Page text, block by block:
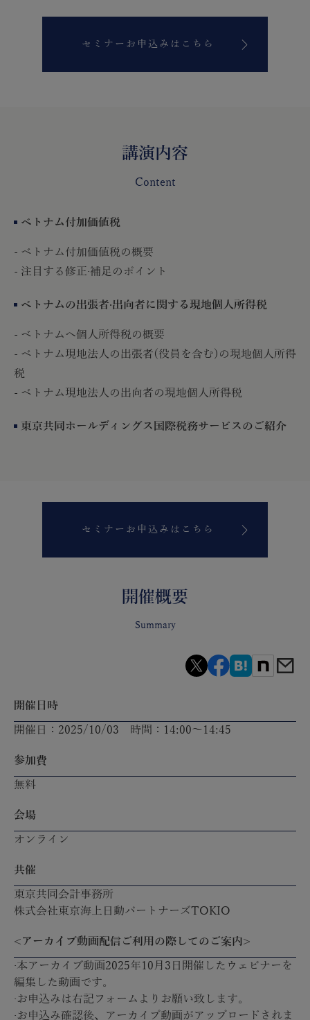
セミナーお申込みはこちら
講演内容
Content
ベトナム付加価値税
- ベトナム付加価値税の概要
- 注目する修正·補足のポイント
ベトナムの出張者·出向者に関する現地個人所得税
- ベトナムへ個人所得税の概要
- ベトナム現地法人の出張者(役員を含む)の現地個人所得
税
- ベトナム現地法人の出向者の現地個人所得税
東京共同ホールディングス国際税務サービスのご紹介
セミナーお申込みはこちら
開催概要
Summary
開催日時
開催日：2025/10/03 時間：14:00～14:45
参加費
無料
会場
オンライン
共催
東京共同会計事務所
株式会社東京海上日動パートナーズTOKIO
<アーカイブ動画配信ご利用の際してのご案内>
·本アーカイブ動画2025年10月3日開催したウェビナーを
編集した動画です。
·お申込みは右記フォームよりお願い致します。
·お申込み確認後、アーカイプ動画がアップロードされま